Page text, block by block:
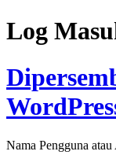
Log
Nama Pengguna